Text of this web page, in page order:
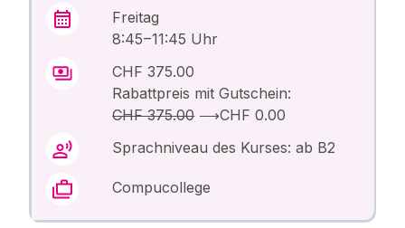
Freitag
8:45 – 11:45 Uhr
CHF 375.00
Rabattpreis mit Gutschein:
CHF 375.00⟶CHF 0.00
Sprachniveau des Kurses: ab B2
Compucollege